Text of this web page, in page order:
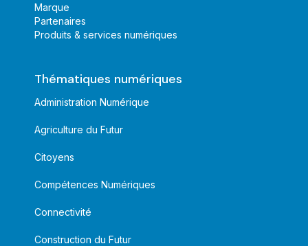
Marque
Partenaires
Produits & services numériques
Thématiques numériques
Administration Numérique
Agriculture du Futur
Citoyens
Compétences Numériques
Connectivité
Construction du Futur